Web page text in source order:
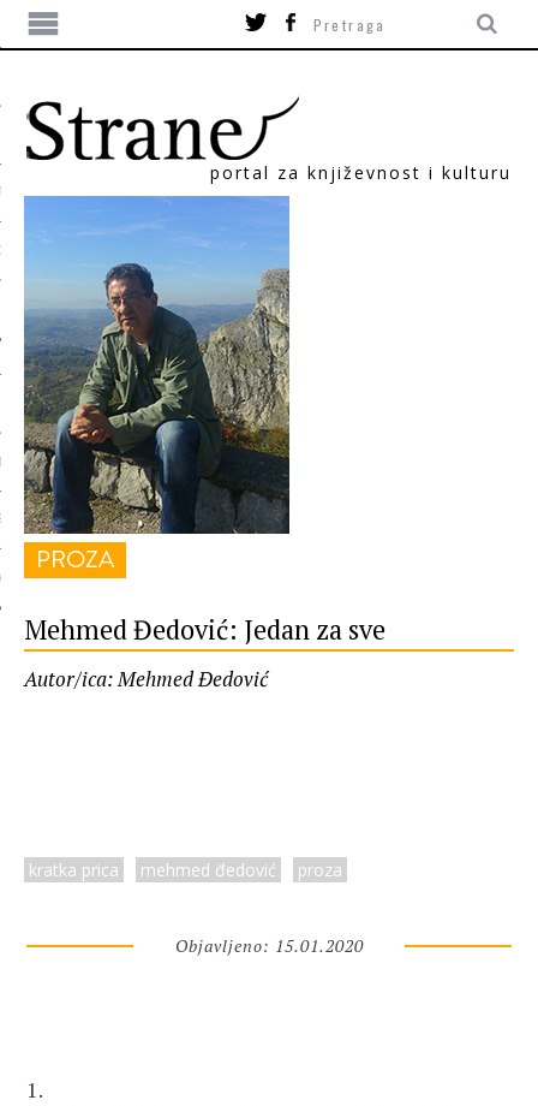
portal za književnost i kulturu
PROZA
Mehmed Đedović: Jedan za sve
Autor/ica: Mehmed Đedović
kratka prica mehmed đedović proza
Objavljeno: 15.01.2020
1.